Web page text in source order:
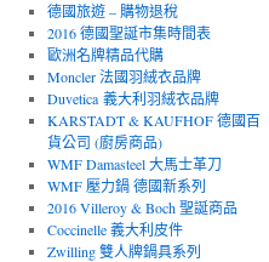
德國旅遊 – 購物退稅
2016 德國聖誕市集時間表
歐洲名牌精品代購
Moncler 法國羽絨衣品牌
Duvetica 義大利羽絨衣品牌
KARSTADT & KAUFHOF 德國百
貨公司 (廚房商品)
WMF Damasteel 大馬士革刀
WMF 壓力鍋 德國新系列
2016 Villeroy & Boch 聖誕商品
Coccinelle 義大利皮件
Zwilling 雙人牌鍋具系列